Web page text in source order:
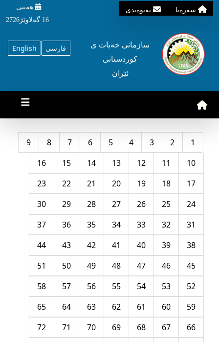
سه‌ره‌تا په‌یوه‌ندی
هه‌ینی
16 گه‌لاوێژ2726
English فارسی
سازمانی خه‌بات ی
کوردستانی
ئێران
1
2
3
4
5
6
7
8
9
10
11
12
13
14
15
16
17
18
19
20
21
22
23
24
25
26
27
28
29
30
31
32
33
34
35
36
37
38
39
40
41
42
43
44
45
46
47
48
49
50
51
52
53
54
55
56
57
58
59
60
61
62
63
64
65
66
67
68
69
70
71
72